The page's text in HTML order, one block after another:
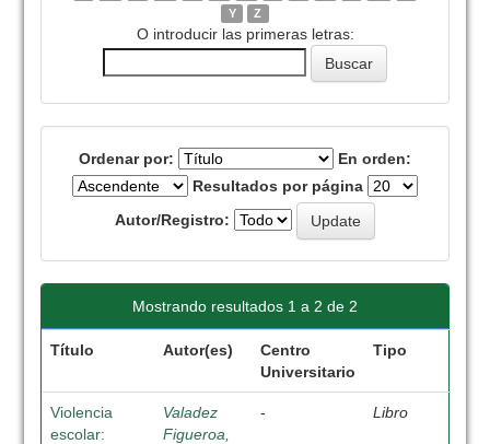
Y
Z
O introducir las primeras letras:
Ordenar por:
En orden:
Resultados por página
Autor/Registro:
Mostrando resultados 1 a 2 de 2
Título Autor(es)
Centro
Universitario
Tipo
Violencia
escolar:
Valadez
Figueroa,
- Libro